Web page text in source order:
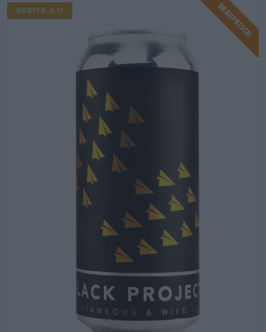
Braufrisch
Untappd: 4,17